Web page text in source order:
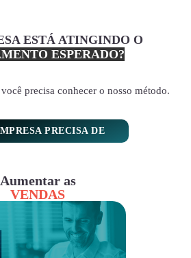
ESTÁ ATINGINDO O
ESPERADO?
você precisa conhecer o nosso método.
PRECISA DE
Aumentar as
VENDAS